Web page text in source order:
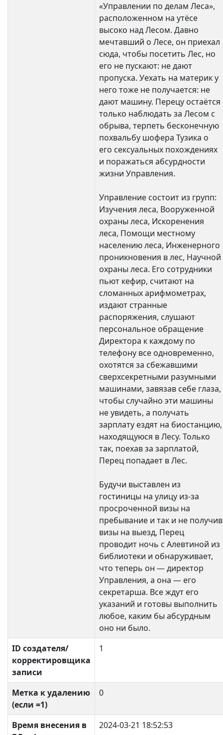
«Управлении по делам Леса»,
расположенном на утёсе
высоко над Лесом. Давно
мечтавший о Лесе, он приехал
сюда, чтобы посетить Лес, но
его не пускают: не дают
пропуска. Уехать на материк у
него тоже не получается: не
дают машину. Перецу остаётся
только наблюдать за Лесом с
обрыва, терпеть бесконечную
похвальбу шофера Тузика о
его сексуальных похождениях
и поражаться абсурдности
жизни Управления.
Управление состоит из групп:
Изучения леса, Вооруженной
охраны леса, Искоренения
леса, Помощи местному
населению леса, Инженерного
проникновения в лес, Научной
охраны леса. Его сотрудники
пьют кефир, считают на
сломанных арифмометрах,
издают странные
распоряжения, слушают
персональное обращение
Директора к каждому по
телефону все одновременно,
охотятся за сбежавшими
сверхсекретными разумными
машинами, завязав себе глаза,
чтобы случайно эти машины
не увидеть, а получать
зарплату ездят на биостанцию,
находящуюся в Лесу. Только
так, поехав за зарплатой,
Перец попадает в Лес.
Будучи выставлен из
гостиницы на улицу из-за
просроченной визы на
пребывание и так и не получив
визы на выезд, Перец
проводит ночь с Алевтиной из
библиотеки и обнаруживает,
что теперь он — директор
Управления, а она — его
секретарша. Все ждут его
указаний и готовы выполнить
любое, каким бы абсурдным
оно ни было.
ID создателя/
корректировщика
записи
1
Метка к удалению
(если =1)
0
Время внесения в
2024-03-21 18:52:53